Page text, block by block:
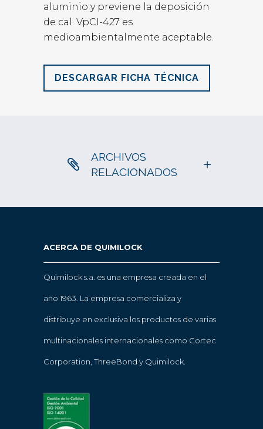
aluminio y previene la deposición
de cal. VpCI-427 es
medioambientalmente aceptable.
DESCARGAR FICHA TÉCNICA
ARCHIVOS
RELACIONADOS
ACERCA DE QUIMILOCK
Quimilock s.a. es una empresa creada en el
año 1963. La empresa comercializa y
distribuye en exclusiva los productos de varias
multinacionales internacionales como Cortec
Corporation, ThreeBond y Quimilock.